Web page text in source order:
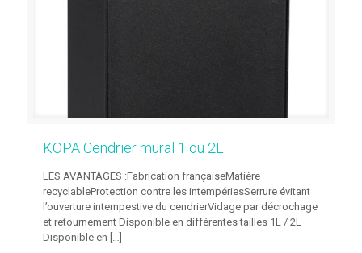
KOPA Cendrier mural 1 ou 2L
LES AVANTAGES :Fabrication françaiseMatière
recyclableProtection contre les intempériesSerrure évitant
l’ouverture intempestive du cendrierVidage par décrochage
et retournement Disponible en différentes tailles 1L / 2L
Disponible en […]